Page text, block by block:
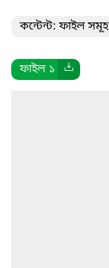
কন্টেন্ট: ফাইল সমূহ
ফাইল ১